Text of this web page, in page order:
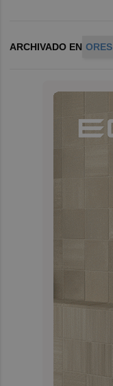
ARCHIVADO EN ORES